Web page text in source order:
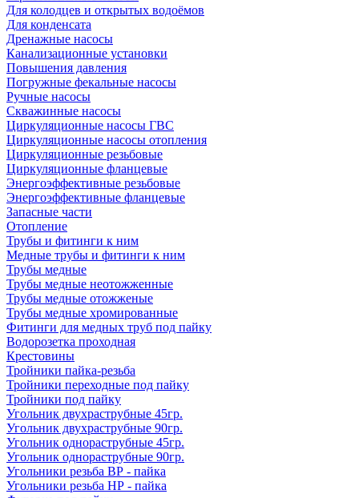
Для колодцев и открытых водоёмов
Для конденсата
Дренажные насосы
Канализационные установки
Повышения давления
Погружные фекальные насосы
Ручные насосы
Скважинные насосы
Циркуляционные насосы ГВС
Циркуляционные насосы отопления
Циркуляционные резьбовые
Циркуляционные фланцевые
Энергоэффективные резьбовые
Энергоэффективные фланцевые
Запасные части
Отопление
Трубы и фитинги к ним
Медные трубы и фитинги к ним
Трубы медные
Трубы медные неотожженные
Трубы медные отожженые
Трубы медные хромированные
Фитинги для медных труб под пайку
Водорозетка проходная
Крестовины
Тройники пайка-резьба
Тройники переходные под пайку
Тройники под пайку
Угольник двухраструбные 45гр.
Угольник двухраструбные 90гр.
Угольник однораструбные 45гр.
Угольник однораструбные 90гр.
Угольники резьба ВР - пайка
Угольники резьба НР - пайка